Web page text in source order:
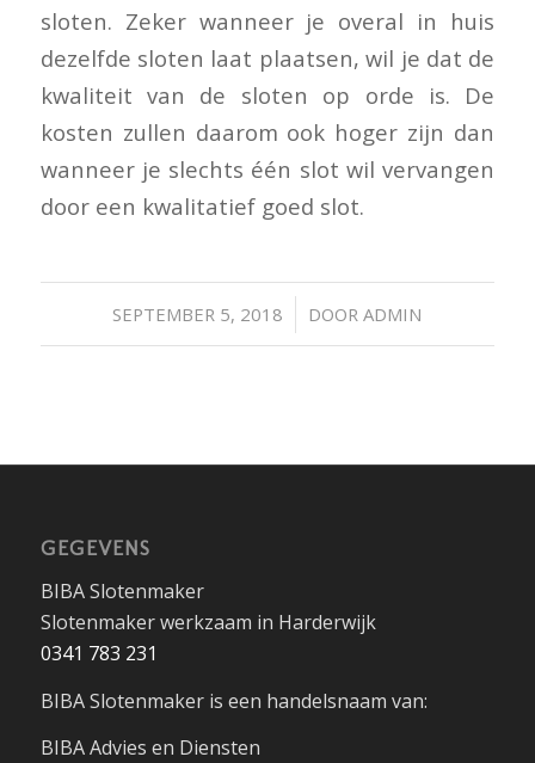
sloten. Zeker wanneer je overal in huis
dezelfde sloten laat plaatsen, wil je dat de
kwaliteit van de sloten op orde is. De
kosten zullen daarom ook hoger zijn dan
wanneer je slechts één slot wil vervangen
door een kwalitatief goed slot.
SEPTEMBER 5, 2018
/ DOORADMIN
GEGEVENS
BIBA Slotenmaker
Slotenmaker werkzaam in Harderwijk
0341 783 231
BIBA Slotenmaker is een handelsnaam van:
BIBA Advies en Diensten